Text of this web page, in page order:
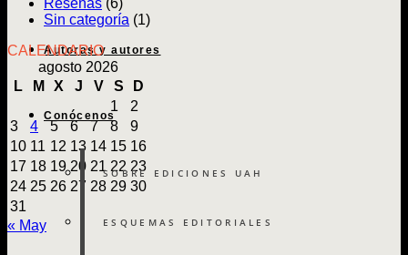
Autoras y autores
Conócenos
SOBRE EDICIONES UAH
ESQUEMAS EDITORIALES
Reseñas (6)
Sin categoría (1)
CALENDARIO
agosto 2026
L
M X J V S
D
1
2
3
4 5 6 7 8
9
10 11 12 13 14 15 16
17 18 19 20 21 22 23
24 25 26 27 28 29 30
31
« May